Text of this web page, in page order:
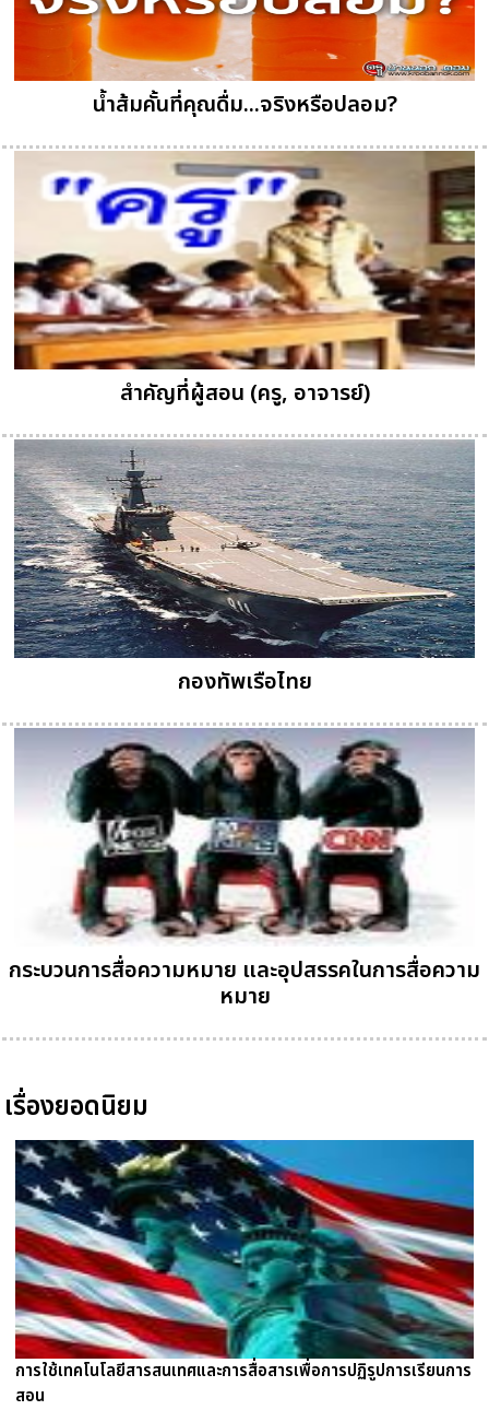
น้ำส้มคั้นที่คุณดื่ม...จริงหรือปลอม?
สำคัญที่ผู้สอน (ครู, อาจารย์)
กองทัพเรือไทย
กระบวนการสื่อความหมาย และอุปสรรคในการสื่อความ
หมาย
เรื่องยอดนิยม
การใช้เทคโนโลยีสารสนเทศและการสื่อสารเพื่อการปฏิรูปการเรียนการ
สอน